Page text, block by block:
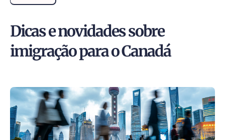
Dicas e novidades sobre
imigração para o Canadá